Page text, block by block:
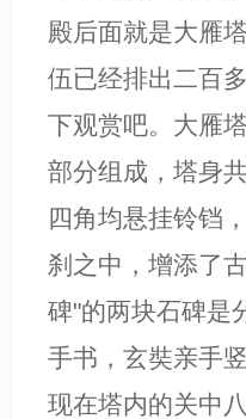
殿后面就是大雁
伍已经排出二百
下观赏吧。大雁
部分组成，塔身
四角均悬挂铃铛
刹之中，增添了
碑"的两块石碑是
手书，玄奘亲手
现在塔内的关中